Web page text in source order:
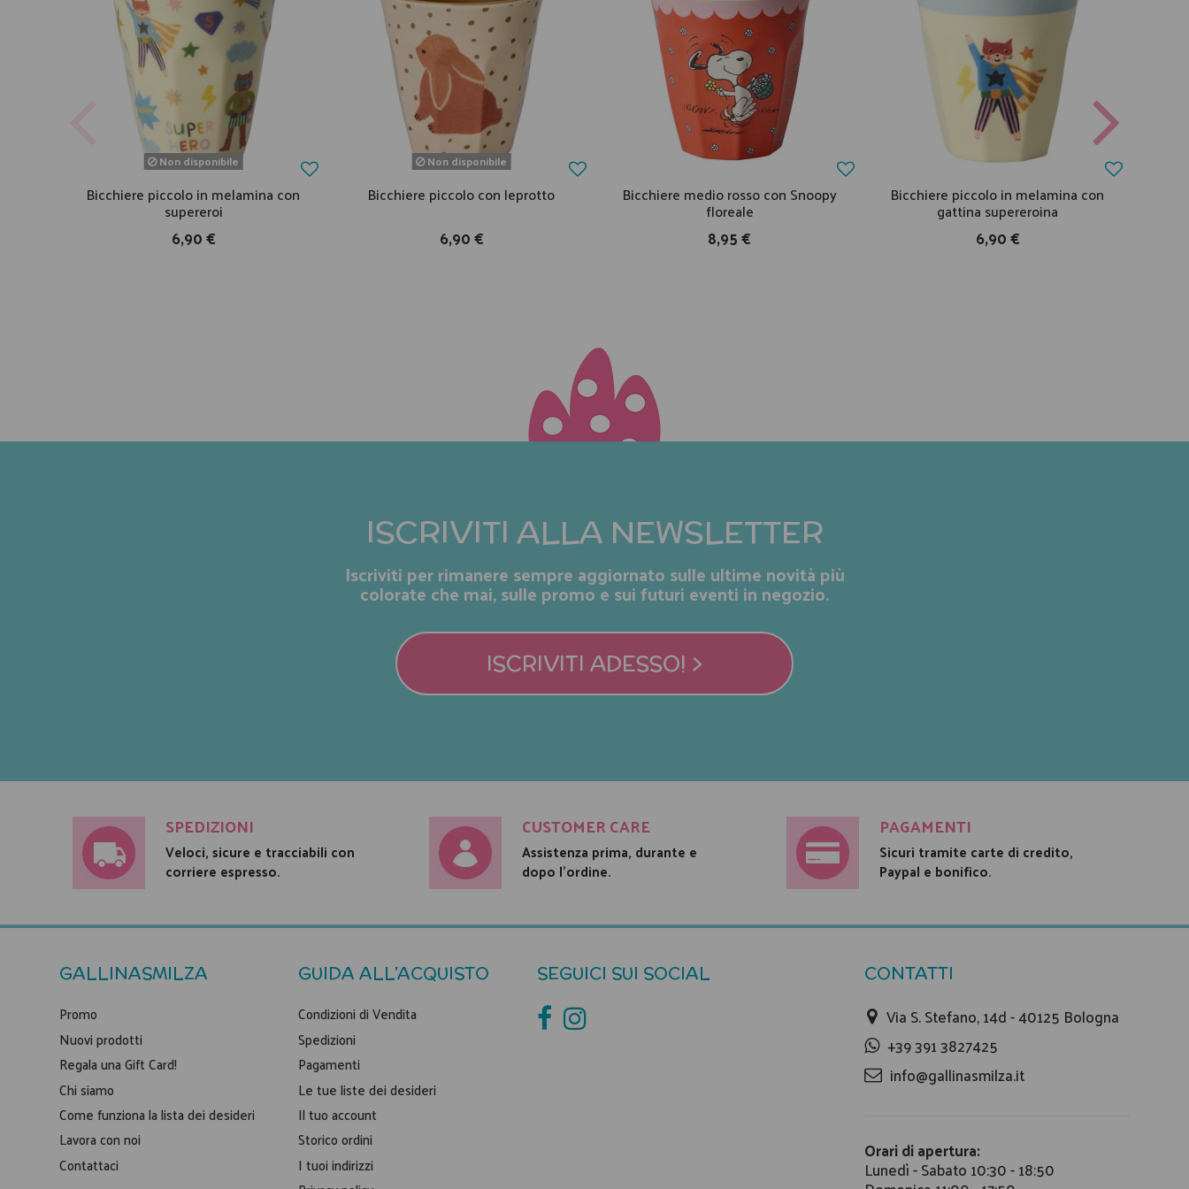
Non disponibile
Bicchiere piccolo in melamina con
supereroi
6,90 €
Non disponibile
Bicchiere piccolo con leprotto
6,90 €
Bicchiere medio rosso con Snoopy
floreale
8,95 €
Bicchiere piccolo in melamina con
gattina supereroina
6,90 €
ISCRIVITI ALLA NEWSLETTER
Iscriviti per rimanere sempre aggiornato sulle ultime novità più
colorate che mai, sulle promo e sui futuri eventi in negozio.
ISCRIVITI ADESSO! >
SPEDIZIONI
Veloci, sicure e tracciabili con
corriere espresso.
CUSTOMER CARE
Assistenza prima, durante e
dopo l'ordine.
PAGAMENTI
Sicuri tramite carte di credito,
Paypal e bonifico.
GALLINASMILZA
Promo
Nuovi prodotti
Regala una Gift Card!
Chi siamo
Come funziona la lista dei desideri
Lavora con noi
Contattaci
GUIDA ALL'ACQUISTO
Condizioni di Vendita
Spedizioni
Pagamenti
Le tue liste dei desideri
Il tuo account
Storico ordini
I tuoi indirizzi
SEGUICI SUI SOCIAL CONTATTI
Via S. Stefano, 14d - 40125 Bologna
+39 391 3827425
info@gallinasmilza.it
Orari di apertura:
Lunedì - Sabato 10:30 - 18:50